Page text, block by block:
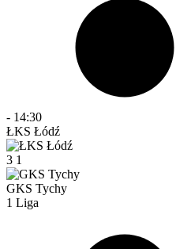
- 14:30
ŁKS Łódź
3 1
GKS Tychy
1 Liga